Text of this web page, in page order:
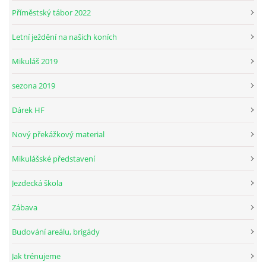
Příměstský tábor 2022
Letní ježdění na našich koních
Mikuláš 2019
sezona 2019
Dárek HF
Nový překážkový material
Mikulášské představení
Jezdecká škola
Zábava
Budování areálu, brigády
Jak trénujeme